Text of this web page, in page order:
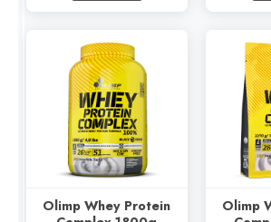
Olimp Whey Protein
Olimp